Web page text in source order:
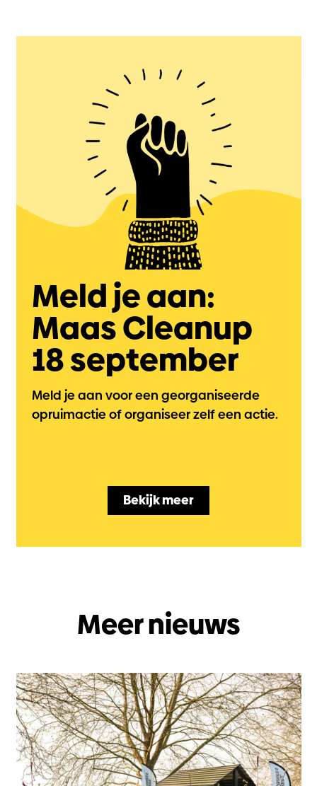
Meld je aan:
Maas Cleanup
18 september
Meld je aan voor een georganiseerde
opruimactie of organiseer zelf een actie.
Bekijk meer
Meer nieuws